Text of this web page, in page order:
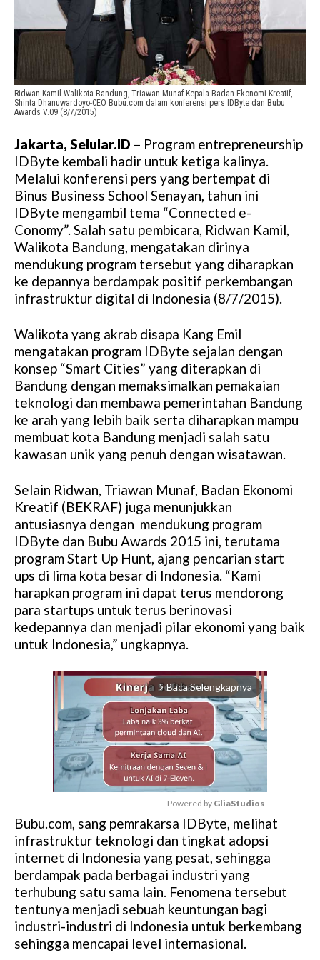
Ridwan Kamil-Walikota Bandung, Triawan Munaf-Kepala Badan Ekonomi Kreatif,
Shinta Dhanuwardoyo-CEO Bubu.com dalam konferensi pers IDByte dan Bubu
Awards V.09 (8/7/2015)
Jakarta, Selular.ID – Program entrepreneurship
IDByte kembali hadir untuk ketiga kalinya.
Melalui konferensi pers yang bertempat di
Binus Business School Senayan, tahun ini
IDByte mengambil tema “Connected e-
Conomy”. Salah satu pembicara, Ridwan Kamil,
Walikota Bandung, mengatakan dirinya
mendukung program tersebut yang diharapkan
ke depannya berdampak positif perkembangan
infrastruktur digital di Indonesia (8/7/2015).
Walikota yang akrab disapa Kang Emil
mengatakan program IDByte sejalan dengan
konsep “Smart Cities” yang diterapkan di
Bandung dengan memaksimalkan pemakaian
teknologi dan membawa pemerintahan Bandung
ke arah yang lebih baik serta diharapkan mampu
membuat kota Bandung menjadi salah satu
kawasan unik yang penuh dengan wisatawan.
Selain Ridwan, Triawan Munaf, Badan Ekonomi
Kreatif (BEKRAF) juga menunjukkan
antusiasnya dengan mendukung program
IDByte dan Bubu Awards 2015 ini, terutama
program Start Up Hunt, ajang pencarian start
ups di lima kota besar di Indonesia. “Kami
harapkan program ini dapat terus mendorong
para startups untuk terus berinovasi
kedepannya dan menjadi pilar ekonomi yang baik
untuk Indonesia,” ungkapnya.
arrow_forward_ios Baca Selengkapnya
M
u
t
e
Powered by GliaStudios
Bubu.com, sang pemrakarsa IDByte, melihat
infrastruktur teknologi dan tingkat adopsi
internet di Indonesia yang pesat, sehingga
berdampak pada berbagai industri yang
terhubung satu sama lain. Fenomena tersebut
tentunya menjadi sebuah keuntungan bagi
industri-industri di Indonesia untuk berkembang
sehingga mencapai level internasional.